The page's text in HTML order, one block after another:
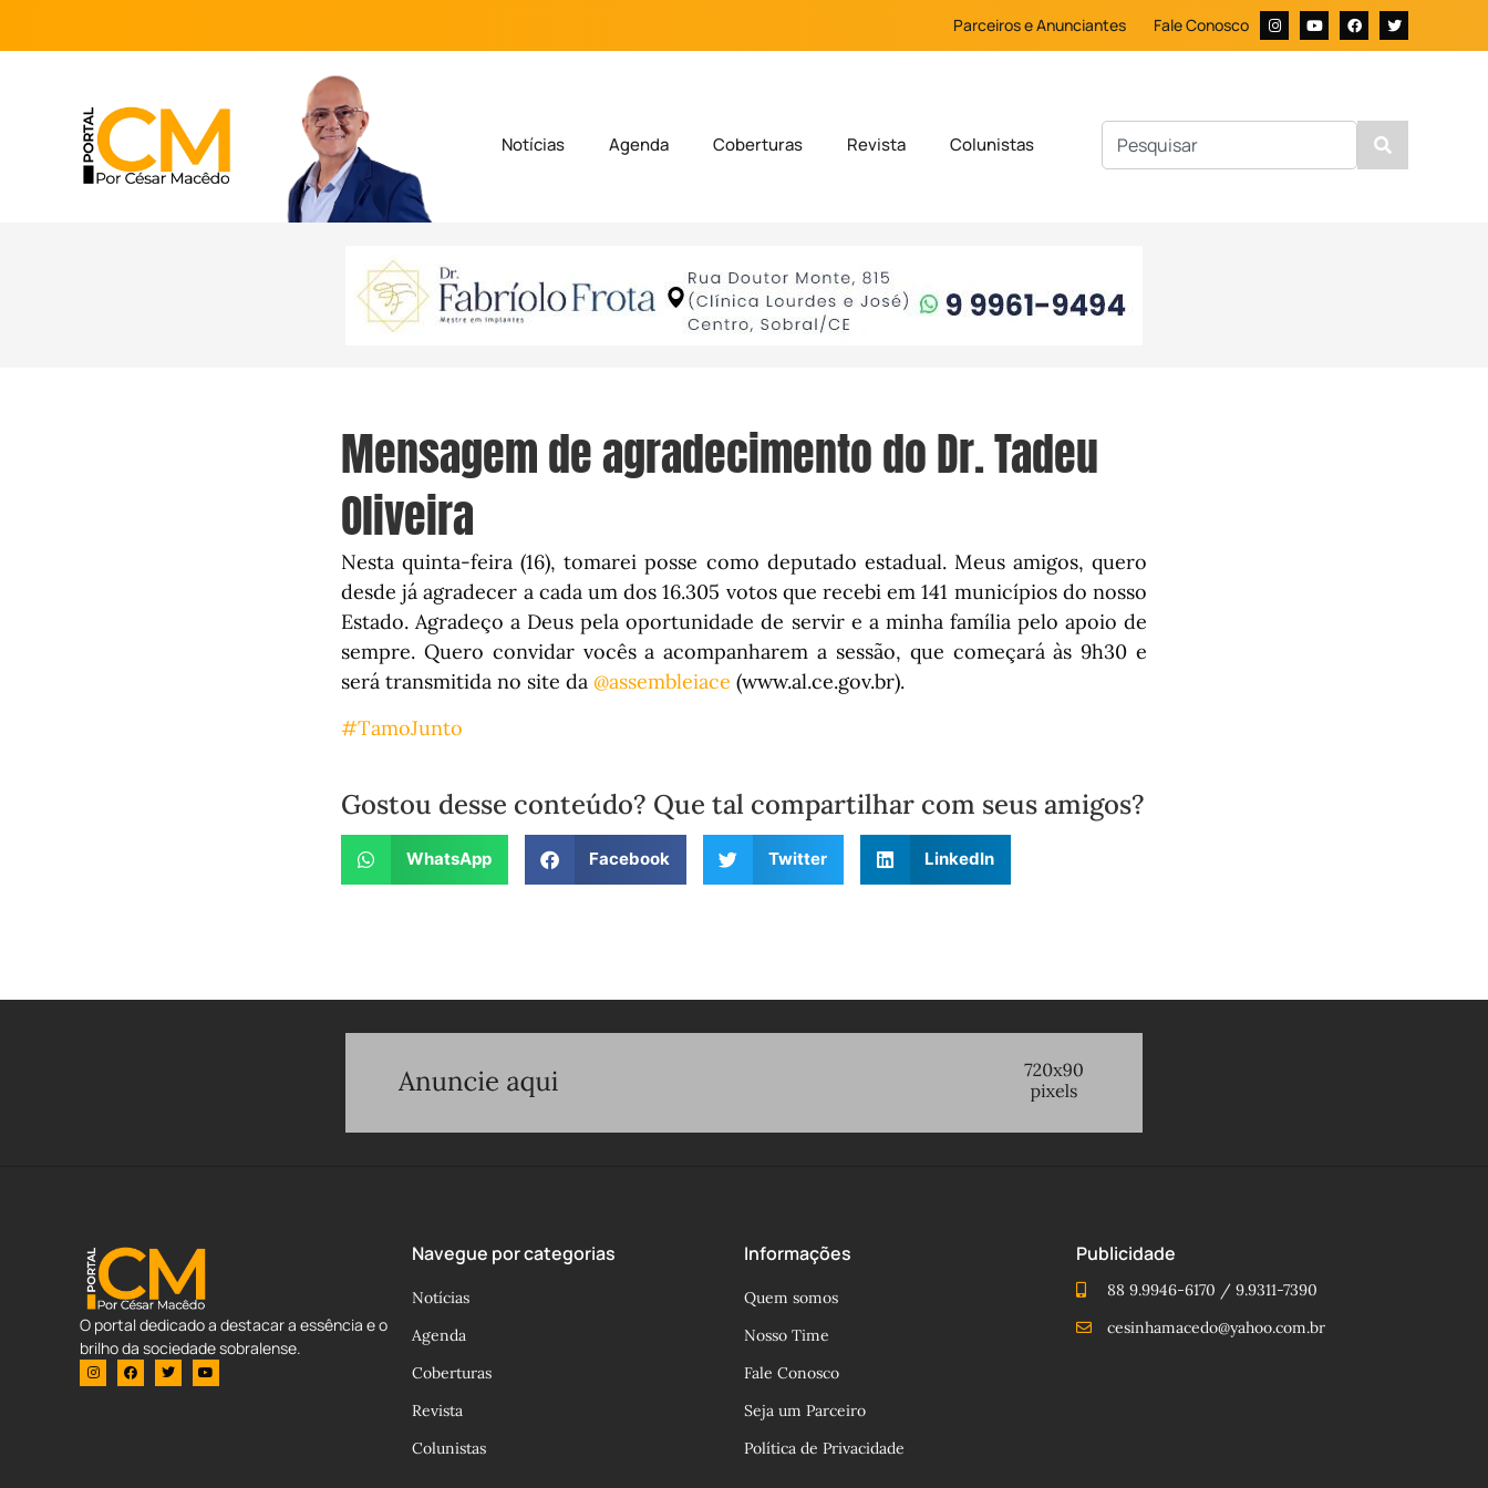
Parceiros e Anunciantes Fale Conosco
Notícias Agenda Coberturas Revista Colunistas
Mensagem de agradecimento do Dr. Tadeu
Oliveira
Nesta quinta-feira (16), tomarei posse como deputado estadual. Meus amigos, quero
desde já agradecer a cada um dos 16.305 votos que recebi em 141 municípios do nosso
Estado. Agradeço a Deus pela oportunidade de servir e a minha família pelo apoio de
sempre. Quero convidar vocês a acompanharem a sessão, que começará às 9h30 e
será transmitida no site da @assembleiace (www.al.ce.gov.br).
#TamoJunto
Gostou desse conteúdo? Que tal compartilhar com seus amigos?
WhatsApp Facebook Twitter LinkedIn
O portal dedicado a destacar a essência e o
brilho da sociedade sobralense.
Navegue por categorias
Notícias
Agenda
Coberturas
Revista
Colunistas
Informações
Quem somos
Nosso Time
Fale Conosco
Seja um Parceiro
Política de Privacidade
Publicidade
88 9.9946-6170 / 9.9311-7390
cesinhamacedo@yahoo.com.br